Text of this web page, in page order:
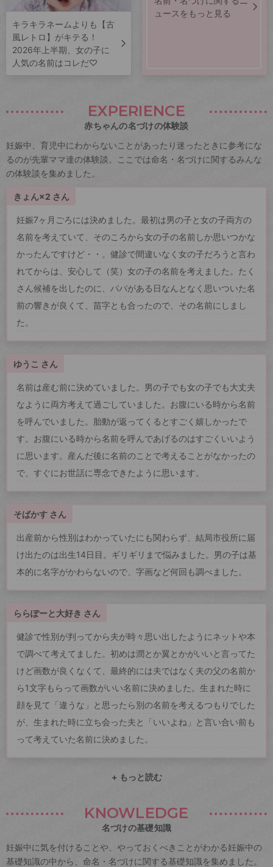
キラキラネームよりも【古
風レトロ】がキテる！
2026年上半期、女の子に
人気の名前はコレだ♡
ュースをもっと見る
EXPERIENCE
赤ちゃんの名づけの体験談
妊娠中、育児中にわからないことがあったり迷ったときに参考にな
るのが先輩ママ達の体験談。ここでは命名・名づけに関するみんな
の体験談を集めました。
きょん×2 さん
妊娠7ヶ月ごろには決めました。最初は男の子と女の子両方の
名前を考えていて、そのころから女の子の名前しか思いつかな
かったんですけど・・。健診で間違いなく女の子だろうと言わ
れてからは、安心して（笑）女の子の名前を考えました。たく
さん候補を出したのに、パパがある日なんとなく思いついた名
前の響きが良くて、苗字とも合ったので、その名前にしまし
た。
ゆうこ さん
名前は産む前に決めていました。男の子でも女の子でも大丈夫
なように両方考えて過ごしていました。お腹にいる時から名前
を呼んでいました。胎動が返ってくるとすごく嬉しかったで
す。お腹にいる時から名前を呼んであげるのはすごくいいよう
に思います。産んだ後に名前のことで考えることがなかったの
で、すぐにお世話に専念できたように思います。
そばかす さん
出産前から性別はわかっていたにも関わらず、結局市役所に届
け出たのは出生14日目。ギリギリまで悩みました。男の子は基
本的に名字がかわらないので、字画など何回も調べました。
ららぽーと大好き さん
健診で性別が判ってから夫が時々思い出したようにネットや本
で調べて考えてました。初めは潤とか翼とかがいいと言ってた
けど画数が良くなくて、最終的には夫ではなく夫の父の名前か
ら1文字もらって画数がいい名前に決めました。生まれた時に
顔を見て「違うな」と思ったら別の名前を考えるつもりでした
が、生まれた時に立ち会った夫と「いいよね」と言い合い前も
って考えていた名前に決めました。
+ もっと読む
KNOWLEDGE
名づけの基礎知識
妊娠中に気を付けることや、やっておくべきことがわかる妊娠中の
基礎知識の中から、命名・名づけに関する基礎知識を集めました。